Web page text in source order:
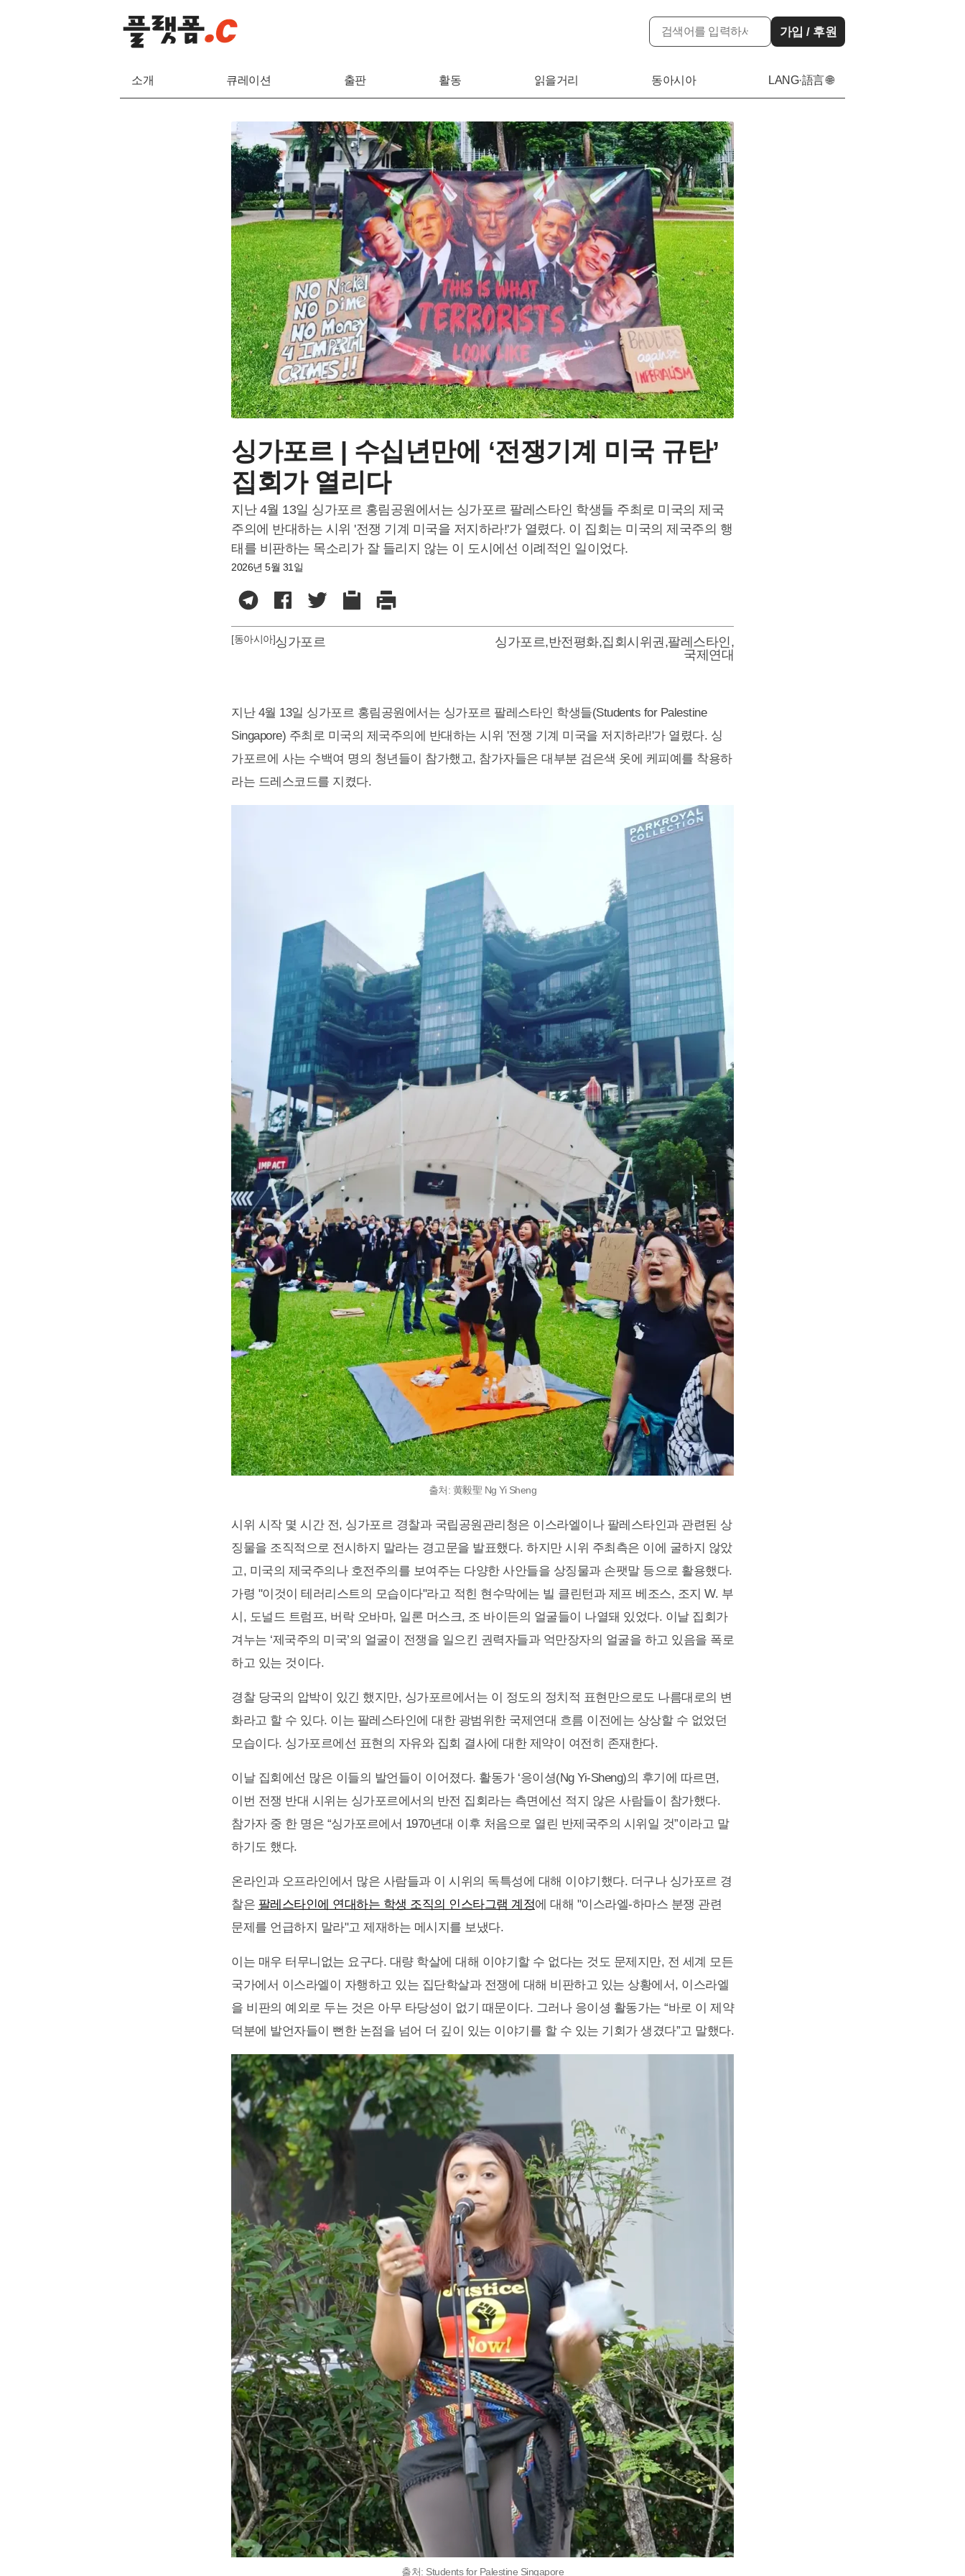
가입 / 후원
소개 큐레이션 출판 활동 읽을거리 동아시아 LANG·語言 🌐
싱가포르 | 수십년만에 ‘전쟁기계 미국 규탄’
집회가 열리다
지난 4월 13일 싱가포르 홍림공원에서는 싱가포르 팔레스타인 학생들 주최로 미국의 제국
주의에 ​​반대하는 시위 '전쟁 기계 미국을 저지하라!'가 열렸다. 이 집회는 미국의 제국주의 행
태를 비판하는 목소리가 잘 들리지 않는 이 도시에선 이례적인 일이었다.
2026년 5월 31일
[동아시아]싱가포르 싱가포르,반전평화,집회시위권 ,팔레스타인,
국제연대
지난 4월 13일 싱가포르 홍림공원에서는 싱가포르 팔레스타인 학생들(Students for Palestine
Singapore) 주최로 미국의 제국주의에 ​​반대하는 시위 '전쟁 기계 미국을 저지하라!'가 열렸다. 싱
가포르에 사는 수백여 명의 청년들이 참가했고, 참가자들은 대부분 검은색 옷에 케피예를 착용하
라는 드레스코드를 지켰다.
출처: 黄毅聖 Ng Yi Sheng
시위 시작 몇 시간 전, 싱가포르 경찰과 국립공원관리청은 이스라엘이나 팔레스타인과 관련된 상
징물을 조직적으로 전시하지 말라는 경고문을 발표했다. 하지만 시위 주최측은 이에 굴하지 않았
고, 미국의 제국주의나 호전주의를 보여주는 다양한 사안들을 상징물과 손팻말 등으로 활용했다.
가령 "이것이 테러리스트의 모습이다"라고 적힌 현수막에는 빌 클린턴과 제프 베조스, 조지 W. 부
시, 도널드 트럼프, 버락 오바마, 일론 머스크, 조 바이든의 얼굴들이 나열돼 있었다. 이날 집회가
겨누는 ‘제국주의 미국’의 얼굴이 전쟁을 일으킨 권력자들과 억만장자의 얼굴을 하고 있음을 폭로
하고 있는 것이다.
경찰 당국의 압박이 있긴 했지만, 싱가포르에서는 이 정도의 정치적 표현만으로도 나름대로의 변
화라고 할 수 있다. 이는 팔레스타인에 대한 광범위한 국제연대 흐름 이전에는 상상할 수 없었던
모습이다. 싱가포르에선 표현의 자유와 집회 결사에 대한 제약이 여전히 존재한다.
이날 집회에선 많은 이들의 발언들이 이어졌다. 활동가 ‘응이셩(Ng Yi-Sheng)의 후기에 따르면,
이번 전쟁 반대 시위는 싱가포르에서의 반전 집회라는 측면에선 적지 않은 사람들이 참가했다.
참가자 중 한 명은 “싱가포르에서 1970년대 이후 처음으로 열린 반제국주의 시위일 것”이라고 말
하기도 했다.
온라인과 오프라인에서 많은 사람들과 이 시위의 독특성에 대해 이야기했다. 더구나 싱가포르 경
찰은 팔레스타인에 연대하는 학생 조직의 인스타그램 계정에 대해 "이스라엘-하마스 분쟁 관련
문제를 언급하지 말라"고 제재하는 메시지를 보냈다.
이는 매우 터무니없는 요구다. 대량 학살에 대해 이야기할 수 없다는 것도 문제지만, 전 세계 모든
국가에서 이스라엘이 자행하고 있는 집단학살과 전쟁에 대해 비판하고 있는 상황에서, 이스라엘
을 비판의 예외로 두는 것은 아무 타당성이 없기 때문이다. 그러나 응이셩 활동가는 “바로 이 제약
덕분에 발언자들이 뻔한 논점을 넘어 더 깊이 있는 이야기를 할 수 있는 기회가 생겼다”고 말했다.
출처: Students for Palestine Singapore